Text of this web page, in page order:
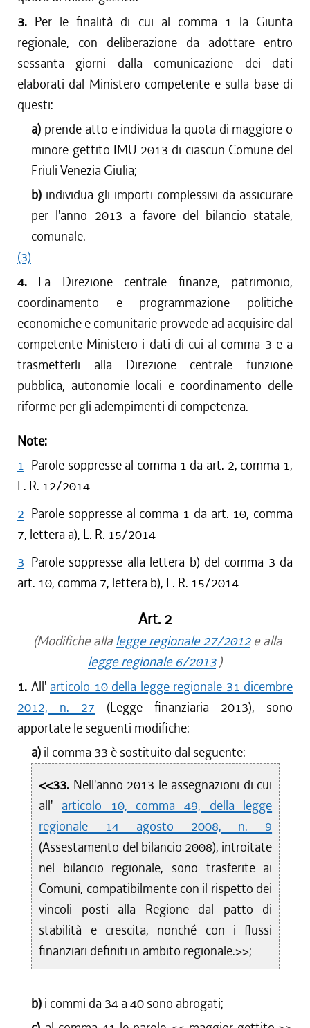
3. Per le finalità di cui al comma 1 la Giunta
regionale, con deliberazione da adottare entro
sessanta giorni dalla comunicazione dei dati
elaborati dal Ministero competente e sulla base di
questi:
a) prende atto e individua la quota di maggiore o
minore gettito IMU 2013 di ciascun Comune del
Friuli Venezia Giulia;
b) individua gli importi complessivi da assicurare
per l'anno 2013 a favore del bilancio statale,
comunale.
(3)
4. La Direzione centrale finanze, patrimonio,
coordinamento e programmazione politiche
economiche e comunitarie provvede ad acquisire dal
competente Ministero i dati di cui al comma 3 e a
trasmetterli alla Direzione centrale funzione
pubblica, autonomie locali e coordinamento delle
riforme per gli adempimenti di competenza.
Note:
1 Parole soppresse al comma 1 da art. 2, comma 1,
L. R. 12/2014
2 Parole soppresse al comma 1 da art. 10, comma
7, lettera a), L. R. 15/2014
3 Parole soppresse alla lettera b) del comma 3 da
art. 10, comma 7, lettera b), L. R. 15/2014
Art. 2
(Modifiche alla legge regionale 27/2012e alla
legge regionale 6/2013)
1. All' articolo 10 della legge regionale 31 dicembre
2012, n. 27 (Legge finanziaria 2013), sono
apportate le seguenti modifiche:
a) il comma 33 è sostituito dal seguente:
<<33. Nell'anno 2013 le assegnazioni di cui
all' articolo 10, comma 49, della legge
regionale 14 agosto 2008, n. 9
(Assestamento del bilancio 2008), introitate
nel bilancio regionale, sono trasferite ai
Comuni, compatibilmente con il rispetto dei
vincoli posti alla Regione dal patto di
stabilità e crescita, nonché con i flussi
finanziari definiti in ambito regionale.>>;
b) i commi da 34 a 40 sono abrogati;